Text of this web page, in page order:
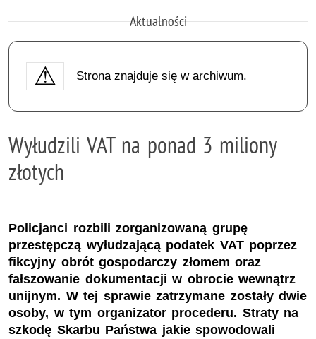
Aktualności
Strona znajduje się w archiwum.
Wyłudzili VAT na ponad 3 miliony
złotych
Policjanci rozbili zorganizowaną grupę
przestępczą wyłudzającą podatek VAT poprzez
fikcyjny obrót gospodarczy złomem oraz
fałszowanie dokumentacji w obrocie wewnątrz
unijnym. W tej sprawie zatrzymane zostały dwie
osoby, w tym organizator procederu. Straty na
szkodę Skarbu Państwa jakie spowodowali